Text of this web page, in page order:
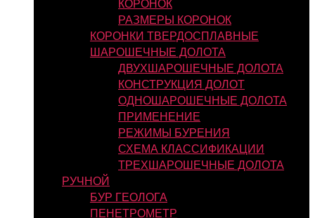
РАЗМЕРЫ КОРОНОК
КОРОНКИ ТВЕРДОСПЛАВНЫЕ
ШАРОШЕЧНЫЕ ДОЛОТА
ДВУХШАРОШЕЧНЫЕ ДОЛОТА
КОНСТРУКЦИЯ ДОЛОТ
ОДНОШАРОШЕЧНЫЕ ДОЛОТА
ПРИМЕНЕНИЕ
РЕЖИМЫ БУРЕНИЯ
СХЕМА КЛАССИФИКАЦИИ
ТРЕХШАРОШЕЧНЫЕ ДОЛОТА
РУЧНОЙ
БУР ГЕОЛОГА
ПЕНЕТРОМЕТР